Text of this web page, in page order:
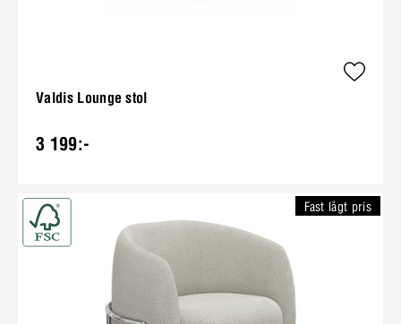
Valdis Lounge stol
3 199:-
Fast lågt pris